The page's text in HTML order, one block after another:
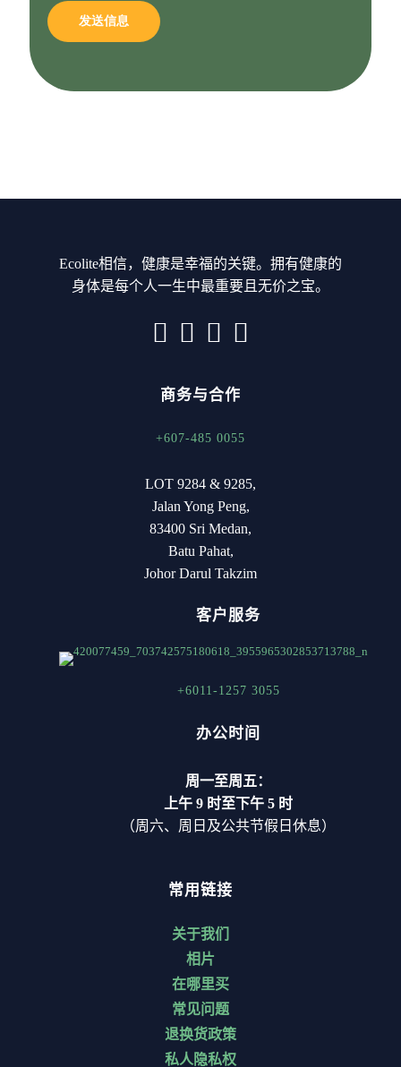
Ecolite相信，健康是幸福的关键。拥有健康的
身体是每个人一生中最重要且无价之宝。
商务与合作
+607-485 0055
LOT 9284 & 9285,
Jalan Yong Peng,
83400 Sri Medan,
Batu Pahat,
Johor Darul Takzim
客户服务
+6011-1257 3055
办公时间
周一至周五：
上午 9 时至下午 5 时
（周六、周日及公共节假日休息）
常用链接
关于我们
相片
在哪里买
常见问题
退换货政策
私人隐私权